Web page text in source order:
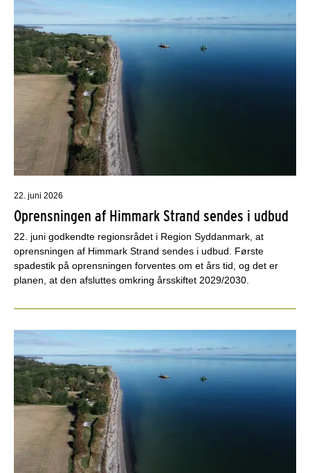
22. juni 2026
Oprensningen af Himmark Strand sendes i udbud
22. juni godkendte regionsrådet i Region Syddanmark, at
oprensningen af Himmark Strand sendes i udbud. Første
spadestik på oprensningen forventes om et års tid, og det er
planen, at den afsluttes omkring årsskiftet 2029/2030.